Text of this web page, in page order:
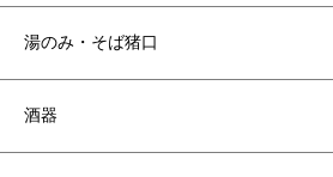
湯のみ・そば猪口
酒器